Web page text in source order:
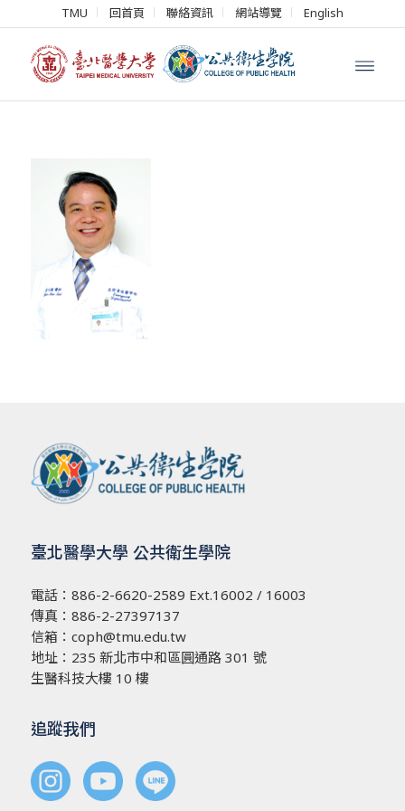
TMU 回首頁 聯絡資訊 網站導覽 English
臺北醫學大學 公共衛生學院
電話： 886-2-6620-2589 Ext.16002 / 16003
傳真：886-2-27397137
信箱： coph@tmu.edu.tw
地址： 235 新北市中和區圓通路 301 號
生醫科技大樓 10 樓
追蹤我們